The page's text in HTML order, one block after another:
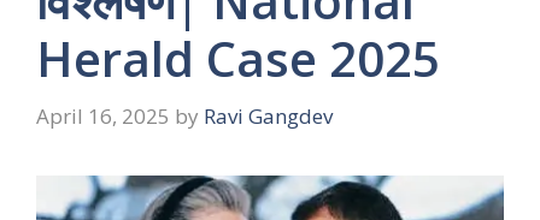
Herald Case 2025
April 16, 2025 by Ravi Gangdev